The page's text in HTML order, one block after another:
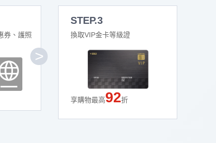
券、護照
STEP.3
換取VIP金卡等級證
享購物最高92折